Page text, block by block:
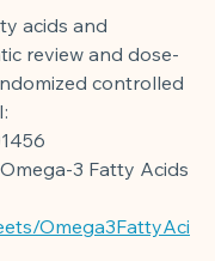
acids and
review and dose-
controlled
3 Fatty Acids
Omega3FattyAci